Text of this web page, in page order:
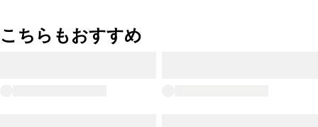
こちらもおすすめ